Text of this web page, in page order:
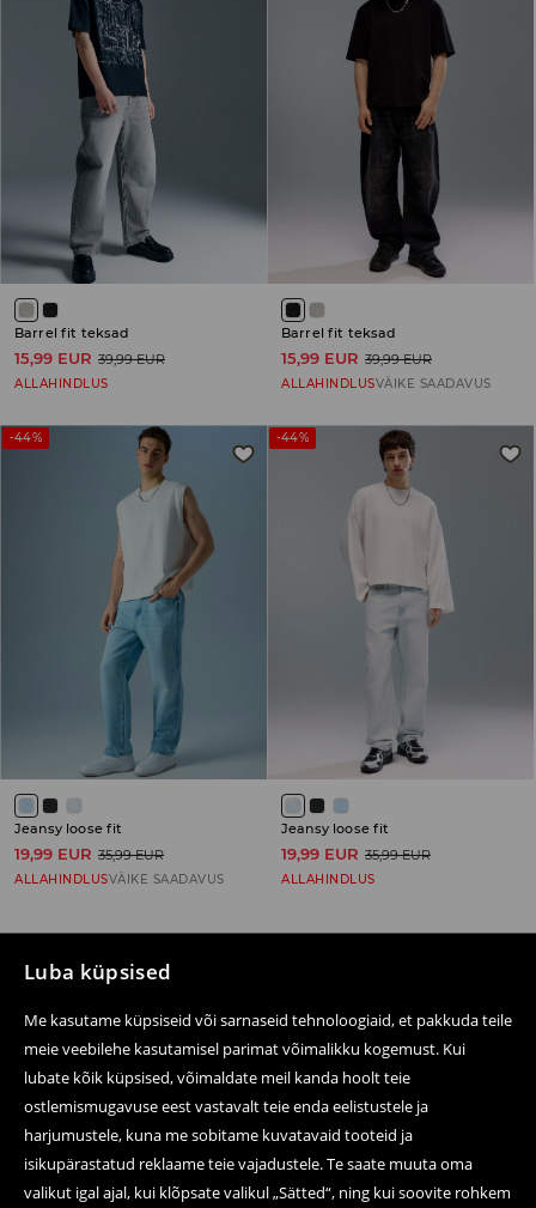
Luba küpsised
Me kasutame küpsiseid või sarnaseid tehnoloogiaid, et pakkuda teile
meie veebilehe kasutamisel parimat võimalikku kogemust. Kui
lubate kõik küpsised, võimaldate meil kanda hoolt teie
ostlemismugavuse eest vastavalt teie enda eelistustele ja
harjumustele, kuna me sobitame kuvatavaid tooteid ja
isikupärastatud reklaame teie vajadustele. Te saate muuta oma
valikut igal ajal, kui klõpsate valikul „Sätted“, ning kui soovite rohkem
Barrel fit teksad
15,99 EUR 39,99 EUR
ALLAHINDLUS
Barrel fit teksad
15,99 EUR 39,99 EUR
ALLAHINDLUSVÄIKE SAADAVUS
-44%
Jeansy loose fit
19,99 EUR 35,99 EUR
ALLAHINDLUSVÄIKE SAADAVUS
-44%
Jeansy loose fit
19,99 EUR 35,99 EUR
ALLAHINDLUS
Järgne meile
Abi ja kontakt
E-poest ostmine